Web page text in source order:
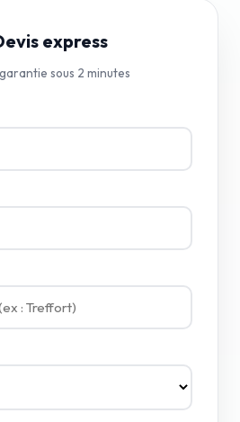
express
sous 2 minutes